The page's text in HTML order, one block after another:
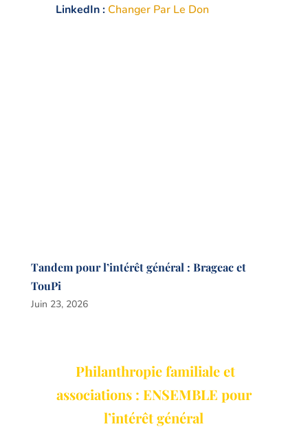
LinkedIn : Changer Par Le Don
Tandem pour l’intérêt général : Brageac et
TouPi
Juin 23, 2026
Philanthropie familiale et
associations : ENSEMBLE pour
l’intérêt général